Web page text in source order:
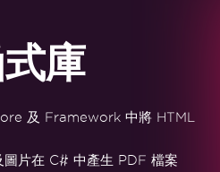
庫
及 Framework 中將 HTML
片在 C# 中產生 PDF 檔案